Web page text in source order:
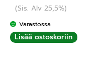
(Sis. Alv 25,5%)
Varastossa
Lisää ostoskoriin